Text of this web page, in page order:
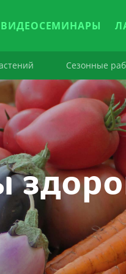
ВИДЕОСЕМИНАРЫ
Сезонные